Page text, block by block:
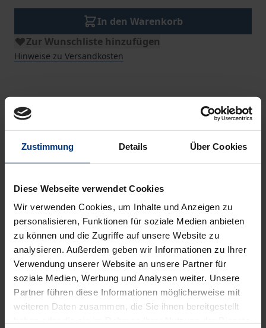
Zustimmung Details Über Cookies
Diese Webseite verwendet Cookies
Wir verwenden Cookies, um Inhalte und Anzeigen zu
personalisieren, Funktionen für soziale Medien anbieten
zu können und die Zugriffe auf unsere Website zu
analysieren. Außerdem geben wir Informationen zu Ihrer
Verwendung unserer Website an unsere Partner für
soziale Medien, Werbung und Analysen weiter. Unsere
Partner führen diese Informationen möglicherweise mit
weiteren Daten zusammen, die Sie ihnen bereitgestellt
In den Warenkorb
Zur Wunschliste hinzufügen
Hinweise zu Versandkosten
Beschreibung
Im Rahmen der vollständigen Konkordanz der
Autos Sacramentales und das Teatro cómico breve
bereits vorliegen, erscheinen nunmehr die Teile III
und IV mit den Konkordanzen der Dramas und der
Comedias. Grundlage auch dieser Konkordanzen ist
– wie für die Konkordanz der Autos Sacramentales –
die von Ángel Valbuena Prat und Ángel Valbuena
Briones bei Aguilar herausgegebene Ausgabe der
Obras completas von Calderón de la Barca.